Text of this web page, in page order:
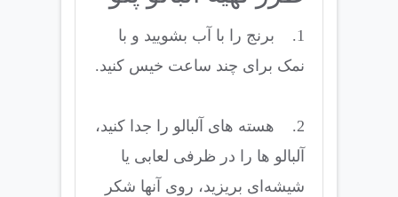
1. برنج را با آب بشویید و با
نمک برای چند ساعت خیس کنید.
2. هسته های آلبالو را جدا کنید،
آلبالو ها را در ظرفی لعابی یا
شیشه‌ای بریزید، روی آنها شکر